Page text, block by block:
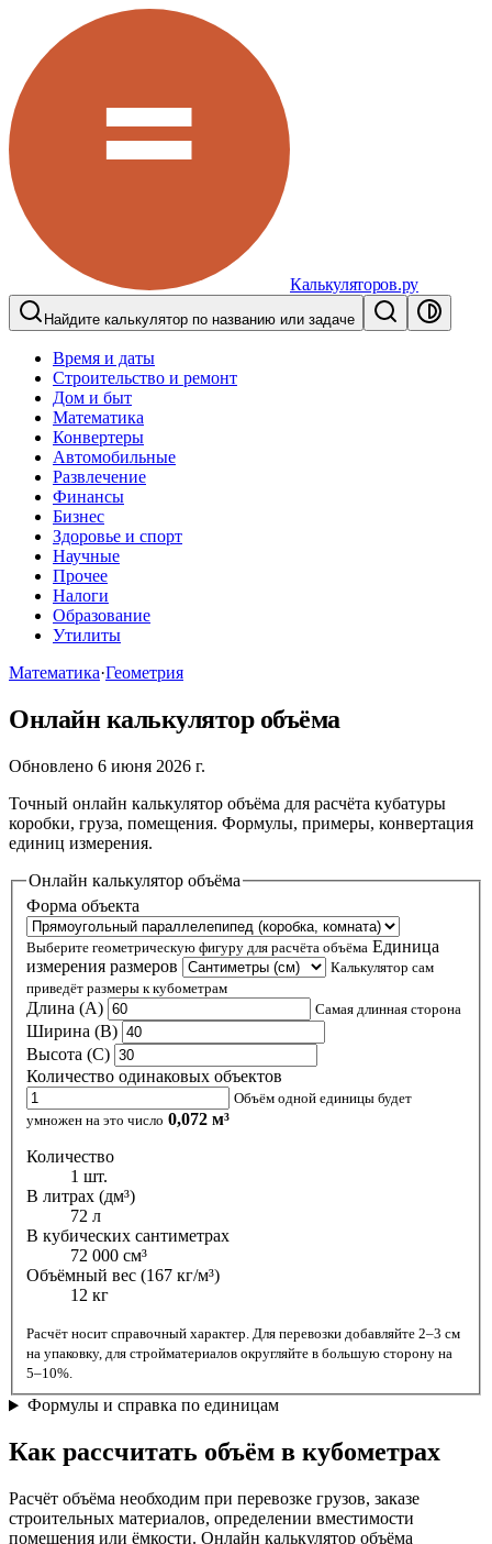
Калькуляторов.ру
Найдите калькулятор по названию или задаче
Время и даты
Строительство и ремонт
Дом и быт
Математика
Конвертеры
Автомобильные
Развлечение
Финансы
Бизнес
Здоровье и спорт
Научные
Прочее
Налоги
Образование
Утилиты
Математика·Геометрия
Онлайн калькулятор объёма
Обновлено 6 июня 2026 г.
Точный онлайн калькулятор объёма для расчёта кубатуры
коробки, груза, помещения. Формулы, примеры, конвертация
единиц измерения.
Онлайн калькулятор объёма
Форма объекта
Выберите геометрическую фигуру для расчёта объёма Единица
измерения размеров
Калькулятор сам
приведёт размеры к кубометрам
Длина (A) Самая длинная сторона
Ширина (B)
Высота (C)
Количество одинаковых объектов
Объём одной единицы будет
умножен на это число 0,072 м³
Количество
1 шт.
В литрах (дм³)
72 л
В кубических сантиметрах
72 000 см³
Объёмный вес (167 кг/м³)
12 кг
Расчёт носит справочный характер. Для перевозки добавляйте 2–3 см
на упаковку, для стройматериалов округляйте в большую сторону на
5–10%.
Формулы и справка по единицам
Как рассчитать объём в кубометрах
Расчёт объёма необходим при перевозке грузов, заказе
строительных материалов, определении вместимости
помещения или ёмкости. Онлайн калькулятор объёма